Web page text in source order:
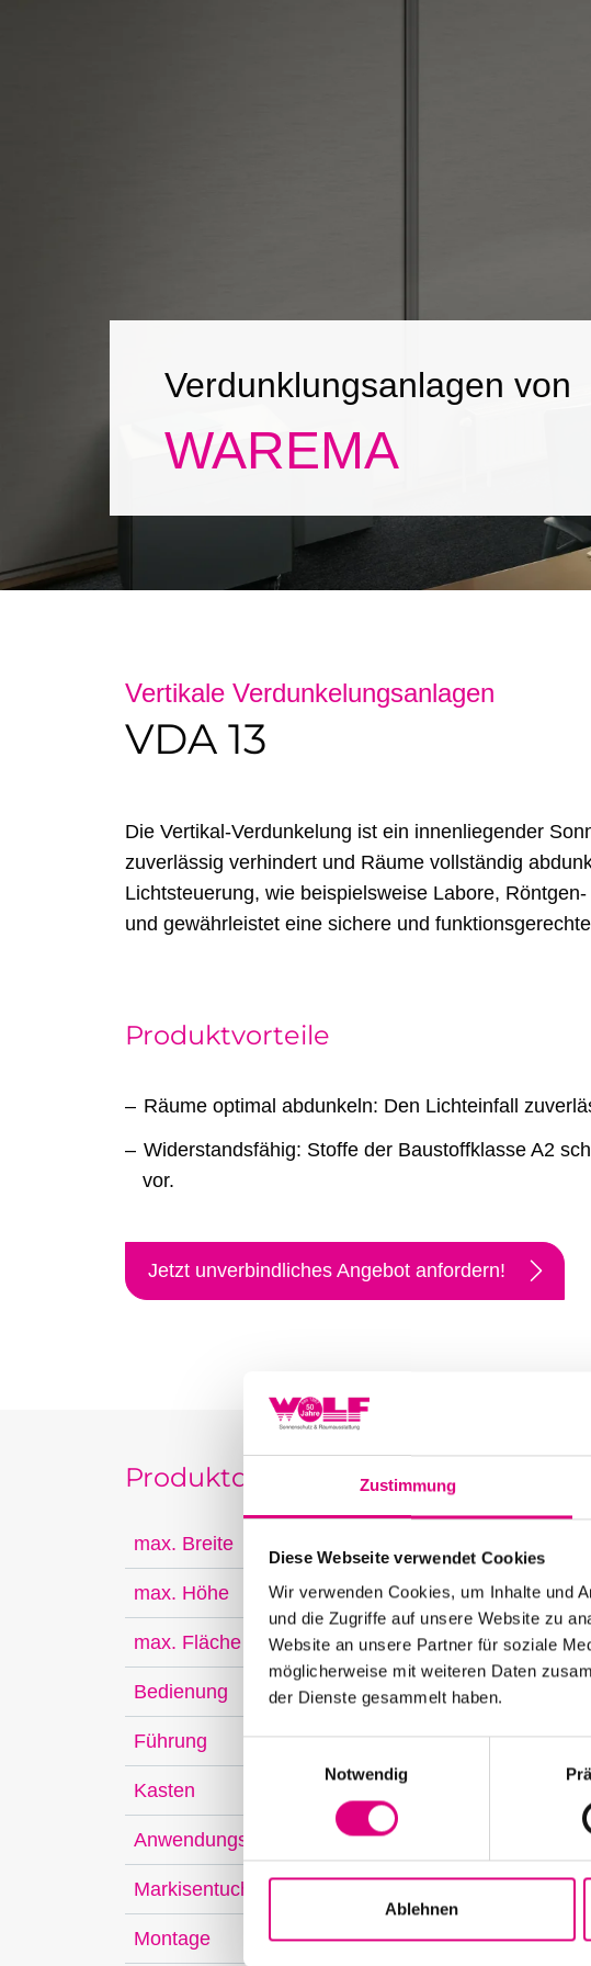
Zustimmung
Diese Webseite verwendet Cookies
Wir verwenden Cookies, um Inhalte und
und die Zugriffe auf unsere Website zu
Website an unsere Partner für soziale
möglicherweise mit weiteren Daten
der Dienste gesammelt haben.
l
g
Notwendig
Ablehnen
Verdunklungsanlagen von
WAREMA
Vertikale Verdunkelungsanlagen
VDA 13
Die Vertikal-Verdunkelung ist ein innenliegender
zuverlässig verhindert und Räume vollständig
Lichtsteuerung, wie beispielsweise Labore,
und gewährleistet eine sichere und
Produktvorteile
Räume optimal abdunkeln: Den Lichteinfall
Widerstandsfähig: Stoffe der Baustoffklasse A2
vor.
Jetzt unverbindliches Angebot anfordern!
Produktdetails
max. Breite
max. Höhe 6000 mm
max. Fläche 35 m²
Bedienung Funkmotor,
Führung
Kasten
Anwendungsbereich
Markisentuch
Montage im